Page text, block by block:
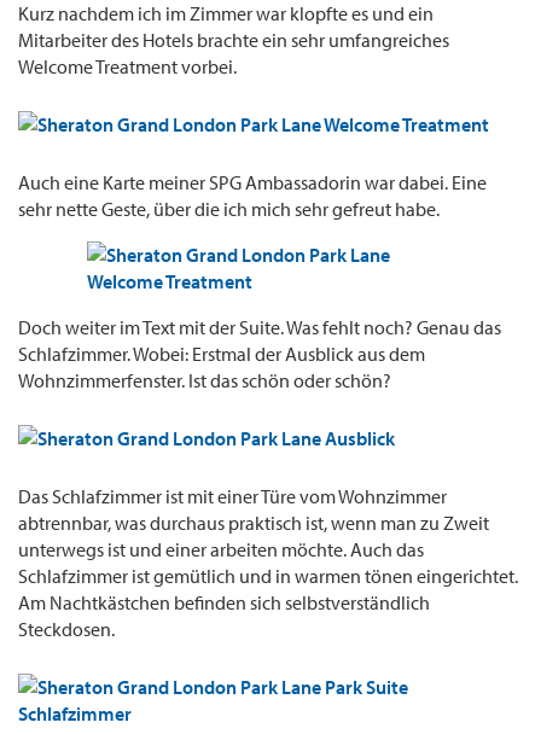
Kurz nachdem ich im Zimmer war klopfte es und ein
Mitarbeiter des Hotels brachte ein sehr umfangreiches
Welcome Treatment vorbei.
Auch eine Karte meiner SPG Ambassadorin war dabei. Eine
sehr nette Geste, über die ich mich sehr gefreut habe.
Doch weiter im Text mit der Suite. Was fehlt noch? Genau das
Schlafzimmer. Wobei: Erstmal der Ausblick aus dem
Wohnzimmerfenster. Ist das schön oder schön?
Das Schlafzimmer ist mit einer Türe vom Wohnzimmer
abtrennbar, was durchaus praktisch ist, wenn man zu Zweit
unterwegs ist und einer arbeiten möchte. Auch das
Schlafzimmer ist gemütlich und in warmen tönen eingerichtet.
Am Nachtkästchen befinden sich selbstverständlich
Steckdosen.